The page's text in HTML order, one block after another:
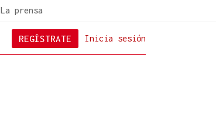
La prensa
Inicia sesión
REGÍSTRATE